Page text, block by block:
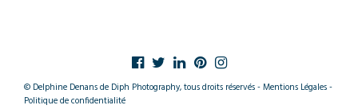
© Delphine Denans de Diph Photography, tous droits réservés - Mentions Légales -
Politique de confidentialité